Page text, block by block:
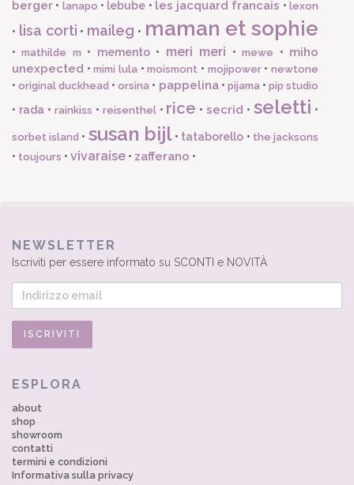
berger • lanapo • lebube • les jacquard francais •lexon
• lisa corti • maileg • maman et sophie
•mathilde m • memento• meri meri •mewe • miho
unexpected •mimi lula •moismont • mojipower•newtone
•original duckhead •orsina • pappelina• pijama • pip studio
• rada • rainkiss • reisenthel• rice •secrid •seletti •
sorbet island • susan bijl• tataborello • the jacksons
• toujours • vivaraise • zafferano •
NEWSLETTER
Iscriviti per essere informato su SCONTI e NOVITÀ
ESPLORA
about
shop
showroom
contatti
termini e condizioni
Informativa sulla privacy